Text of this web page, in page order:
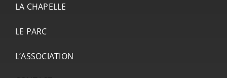
LA CHAPELLE
LE PARC
L’ASSOCIATION